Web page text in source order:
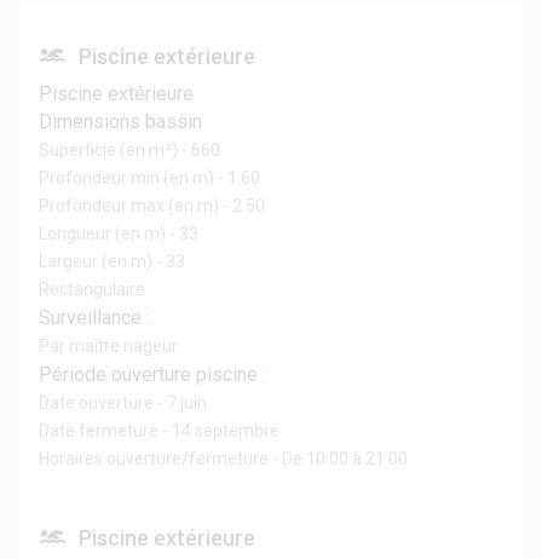
Piscine extérieure
Piscine extérieure
Dimensions bassin
Superficie (en m²) - 660
Profondeur min (en m) - 1.60
Profondeur max (en m) - 2.50
Longueur (en m) - 33
Largeur (en m) - 33
Rectangulaire
Surveillance :
Par maître nageur
Période ouverture piscine :
Date ouverture - 7 juin
Date fermeture - 14 septembre
Horaires ouverture/fermeture - De 10:00 à 21:00
Piscine extérieure